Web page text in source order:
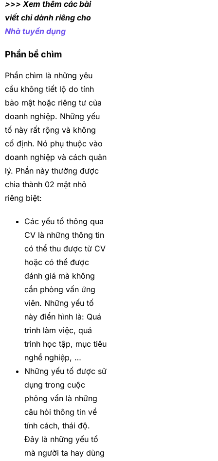
>>> Xem thêm các bài
viết chỉ dành riêng cho
Nhà tuyển dụng
Phần bề chìm
Phần chìm là những yêu
cầu không tiết lộ do tính
bảo mật hoặc riêng tư của
doanh nghiệp. Những yếu
tố này rất rộng và không
cố định. Nó phụ thuộc vào
doanh nghiệp và cách quản
lý. Phần này thường được
chia thành 02 mặt nhỏ
riêng biệt:
Các yếu tố thông qua
CV là những thông tin
có thể thu được từ CV
hoặc có thể được
đánh giá mà không
cần phỏng vấn ứng
viên. Những yếu tố
này điển hình là: Quá
trình làm việc, quá
trình học tập, mục tiêu
nghề nghiệp, …
Những yếu tố được sử
dụng trong cuộc
phỏng vấn là những
câu hỏi thông tin về
tính cách, thái độ.
Đây là những yếu tố
mà người ta hay dùng